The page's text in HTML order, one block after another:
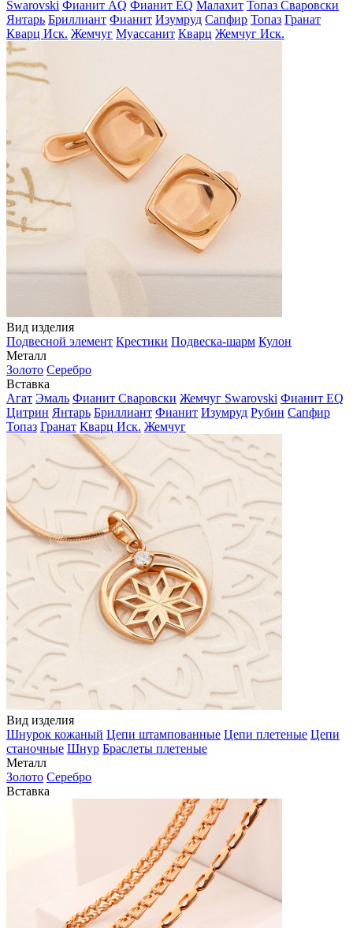
Swarovski Фианит AQ Фианит EQ Малахит Топаз Сваровски
Янтарь Бриллиант Фианит Изумруд Сапфир Топаз Гранат
Кварц Иск. Жемчуг Муассанит Кварц Жемчуг Иск.
Вид изделия
Подвесной элемент Крестики Подвеска-шарм Кулон
Металл
Золото Серебро
Вставка
Агат Эмаль Фианит Сваровски Жемчуг Swarovski Фианит EQ
Цитрин Янтарь Бриллиант Фианит Изумруд Рубин Сапфир
Топаз Гранат Кварц Иск. Жемчуг
Вид изделия
Шнурок кожаный Цепи штампованные Цепи плетеные Цепи
станочные Шнур Браслеты плетеные
Металл
Золото Серебро
Вставка